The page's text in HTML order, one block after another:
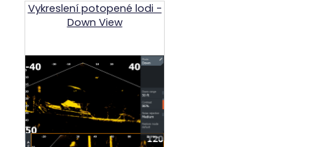
Vykreslení potopené lodi -
Down View